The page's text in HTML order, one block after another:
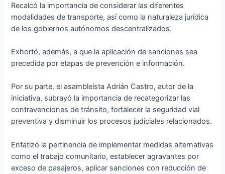
Recalcó la importancia de considerar las diferentes
modalidades de transporte, así como la naturaleza jurídica
de los gobiernos autónomos descentralizados.
Exhortó, además, a que la aplicación de sanciones sea
precedida por etapas de prevención e información.
Por su parte, el asambleísta Adrián Castro, autor de la
iniciativa, subrayó la importancia de recategorizar las
contravenciones de tránsito, fortalecer la seguridad vial
preventiva y disminuir los procesos judiciales relacionados.
Enfatizó la pertinencia de implementar medidas alternativas
como el trabajo comunitario, establecer agravantes por
exceso de pasajeros, aplicar sanciones con reducción de